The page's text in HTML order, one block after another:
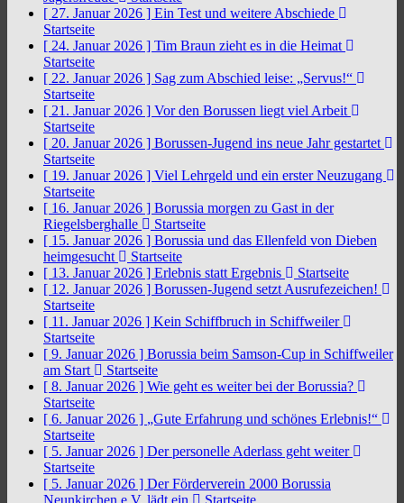
[ 27. Januar 2026 ] Ein Test und weitere Abschiede
Startseite
[ 24. Januar 2026 ] Tim Braun zieht es in die Heimat
Startseite
[ 22. Januar 2026 ] Sag zum Abschied leise: „Servus!“
Startseite
[ 21. Januar 2026 ] Vor den Borussen liegt viel Arbeit
Startseite
[ 20. Januar 2026 ] Borussen-Jugend ins neue Jahr gestartet
Startseite
[ 19. Januar 2026 ] Viel Lehrgeld und ein erster Neuzugang
Startseite
[ 16. Januar 2026 ] Borussia morgen zu Gast in der
Riegelsberghalle
Startseite
[ 15. Januar 2026 ] Borussia und das Ellenfeld von Dieben
heimgesucht
Startseite
[ 13. Januar 2026 ] Erlebnis statt Ergebnis
Startseite
[ 12. Januar 2026 ] Borussen-Jugend setzt Ausrufezeichen!
Startseite
[ 11. Januar 2026 ] Kein Schiffbruch in Schiffweiler
Startseite
[ 9. Januar 2026 ] Borussia beim Samson-Cup in Schiffweiler
am Start
Startseite
[ 8. Januar 2026 ] Wie geht es weiter bei der Borussia?
Startseite
[ 6. Januar 2026 ] „Gute Erfahrung und schönes Erlebnis!“
Startseite
[ 5. Januar 2026 ] Der personelle Aderlass geht weiter
Startseite
[ 5. Januar 2026 ] Der Förderverein 2000 Borussia
Neunkirchen e.V. lädt ein
Startseite